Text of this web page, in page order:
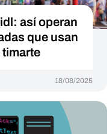
así operan
que usan
18/08/2025